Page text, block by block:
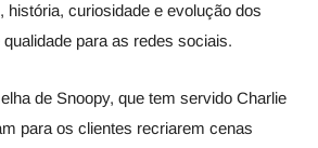
curiosidade e evolução dos
para as redes sociais.
de Snoopy, que tem servido Charlie
para os clientes recriarem cenas